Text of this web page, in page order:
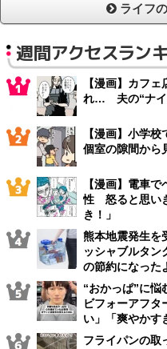
ライフ
週間アクセスラン
【漫画】カフ
れ… 夫の“ナイ
【漫画】小学
個室の隙間から
【漫画】電車
性 怒ると思い
き！」
熊本地震発生を
ッシャブルタ
の節約になった
“おかっぱ”に
ビフォーアフタ
い」「爽やかす
フライパンの取